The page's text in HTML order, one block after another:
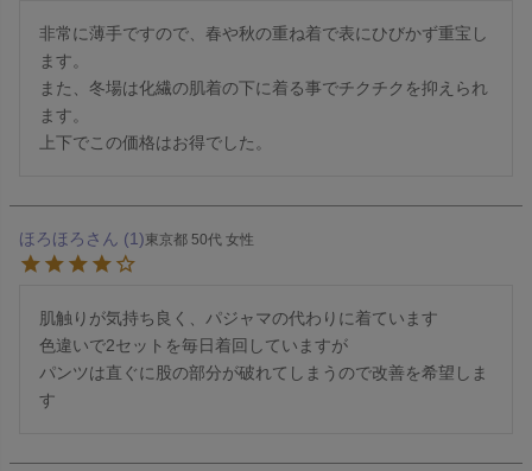
非常に薄手ですので、春や秋の重ね着で表にひびかず重宝し
ます。
また、冬場は化繊の肌着の下に着る事でチクチクを抑えられ
ます。
上下でこの価格はお得でした。
ほろほろ 1 東京都 50代 女性
肌触りが気持ち良く、パジャマの代わりに着ています
色違いで2セットを毎日着回していますが
パンツは直ぐに股の部分が破れてしまうので改善を希望しま
す